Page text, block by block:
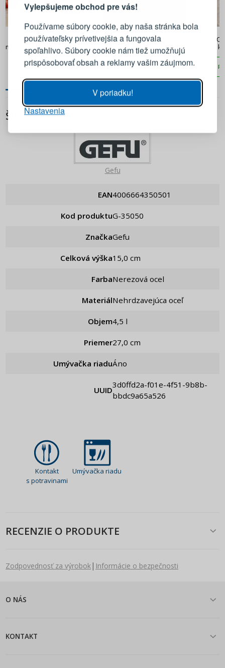
Vylepšujeme obchod pre vás!
Používame súbory cookie, aby naša stránka bola
používateľsky prívetivejšia a fungovala
spoľahlivo. Súbory cookie nám tiež umožňujú
prispôsobovať obsah a reklamy vašim záujmom.
V poriadku!
Nastavenia
38,90 €
MASTRAD 5 l - kuchynská
misa z nehrdzavejúcej ocele s
vekom na miešanie
PRIDAŤ DO KOŠÍKA
49,90 €
SPRING Tools – kuchynská
miska s rukoväťou
nehrdzavejúca oceľ 3,3 l
priem. 22 x 12 cm
PRIDAŤ DO KOŠÍKA
EVA
ŠPECIFIKÁCIA
Gefu
EAN 4006664350501
Kod produktu g-35050
Značka Gefu
Celková výška 15,0 cm
Farba Nerezová ocel
Materiál Nehrdzavejúca oceľ
Objem 4,5 l
Priemer 27,0 cm
Umývačka riadu Áno
UUID
3d0ffd2a-f01e-4f51-9b8b-
bbdc9a65a526
Kontakt
s potravinami
Umývačka riadu
RECENZIE O PRODUKTE
Zodpovednosť za výrobok| Informácie o bezpečnosti
O NÁS
KONTAKT
Prihláste sa k svojmu účtu
E-mail
PRIHLÁSIŤ SA
Pripomenutie hesla